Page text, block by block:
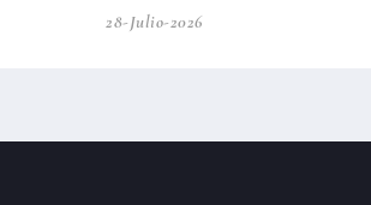
28-Julio-2026